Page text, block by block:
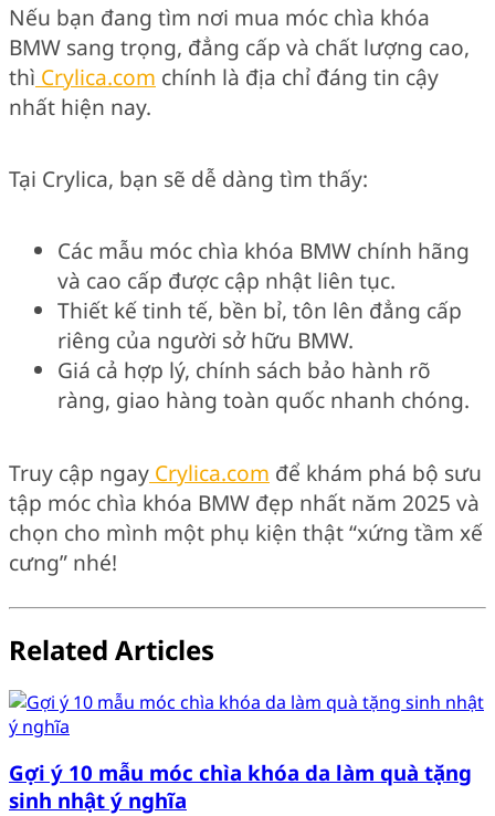
Nếu bạn đang tìm nơi mua móc chìa khóa
BMW sang trọng, đẳng cấp và chất lượng cao,
thì Crylica.com chính là địa chỉ đáng tin cậy
nhất hiện nay.
Tại Crylica, bạn sẽ dễ dàng tìm thấy:
Các mẫu móc chìa khóa BMW chính hãng
và cao cấp được cập nhật liên tục.
Thiết kế tinh tế, bền bỉ, tôn lên đẳng cấp
riêng của người sở hữu BMW.
Giá cả hợp lý, chính sách bảo hành rõ
ràng, giao hàng toàn quốc nhanh chóng.
Truy cập ngay Crylica.com để khám phá bộ sưu
tập móc chìa khóa BMW đẹp nhất năm 2025 và
chọn cho mình một phụ kiện thật “xứng tầm xế
cưng” nhé!
Related Articles
Gợi ý 10 mẫu móc chìa khóa da làm quà tặng
sinh nhật ý nghĩa